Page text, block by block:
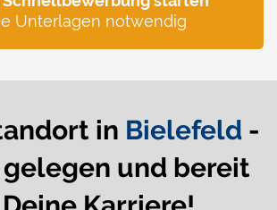
Unterlagen notwendig
in Bielefeld -
und bereit